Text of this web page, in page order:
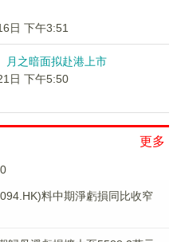
日 下午3:51
月之暗面拟赴港上市
日 下午5:50
更多
料中期淨虧損同比收窄